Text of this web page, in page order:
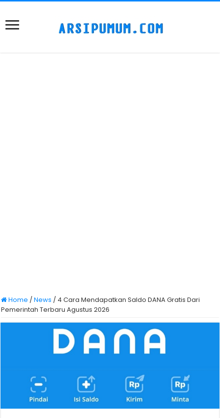
Home /News / 4 Cara Mendapatkan Saldo DANA Gratis Dari
Pemerintah Terbaru Agustus 2026